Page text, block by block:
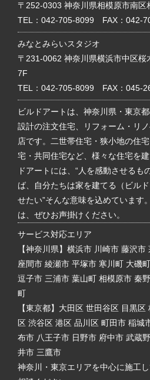
〒252-0303 神奈川県相模原市南区
TEL： 042-705-8099 FAX：042-
みなとみらいスタジオ
〒231-0062 神奈川県横浜市中区桜
7F
TEL： 042-705-8099 FAX：045-
ビルドアートは、神奈川県・東京
設計の注文住宅、リフォーム・リ
店です。二世帯住宅・狭小地の住
宅・共同住宅など、様々な住宅を
ドアートには、“人を感動させるも
ば、自分たちは家を建てる（ビル
せたい”そんな意味を込めています
は、ぜひお声掛けください。
サービス対応エリア
【神奈川県】横浜市 川崎市 藤沢
座間市 綾瀬市 平塚市 寒川町 大磯
逗子市 三浦市 葉山町 相模原市 秦
町
【東京都】大田区 世田谷区 目黒
区 渋谷区 港区 品川区 町田市 稲城
布市 八王子市 日野市 府中市 武蔵
井市 三鷹市
神奈川・東京エリアを中心に施工